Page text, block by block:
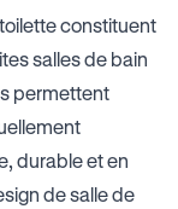
constituent
salles de bain
permettent
durable et en
de salle de